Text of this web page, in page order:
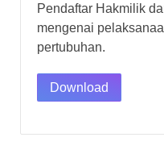
Pendaftar Hakmilik
mengenai
pertubuhan.
Download